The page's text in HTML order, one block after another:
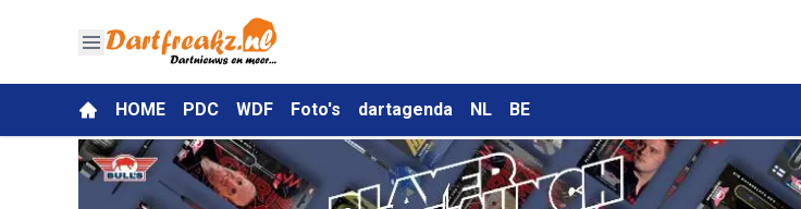
HOME PDC WDF Foto's dartagenda NL BE